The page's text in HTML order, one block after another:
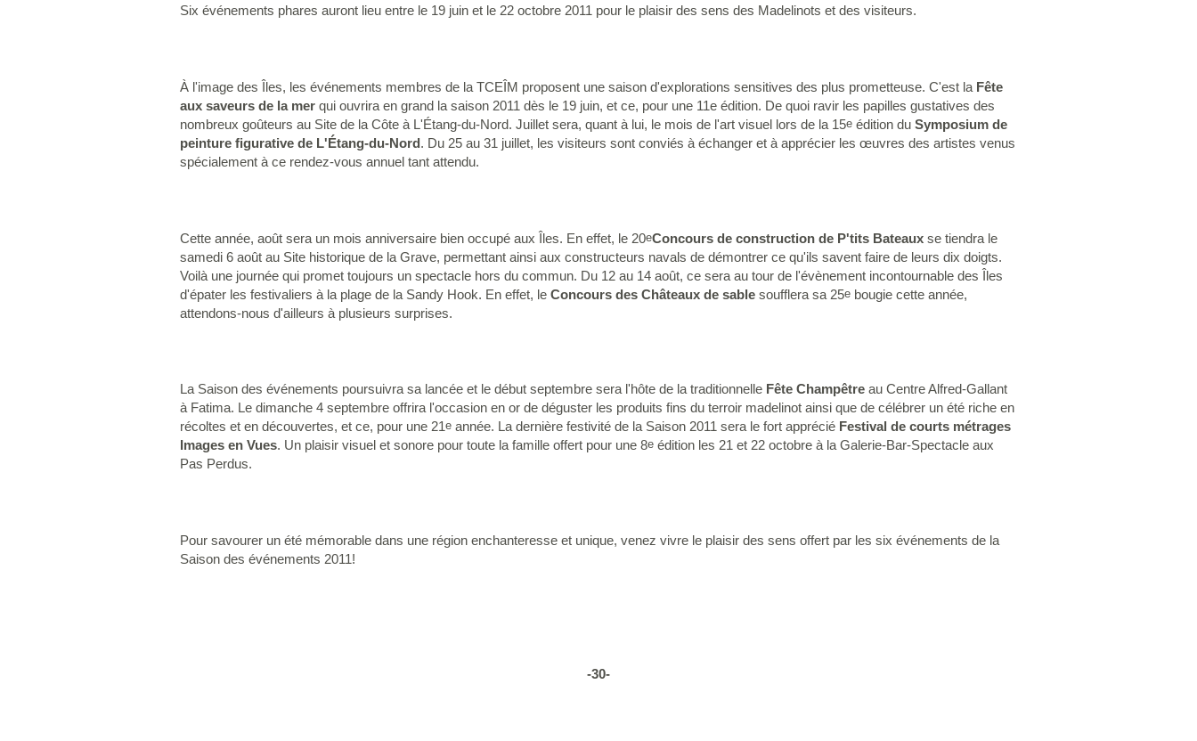
Six événements phares auront lieu entre le 19 juin et le 22 octobre 2011 pour le plaisir des sens des Madelinots et des visiteurs.
À l'image des Îles, les événements membres de la TCEÎM proposent une saison d'explorations sensitives des plus prometteuse. C'est la Fête
aux saveurs de la mer qui ouvrira en grand la saison 2011 dès le 19 juin, et ce, pour une 11e édition. De quoi ravir les papilles gustatives des
nombreux goûteurs au Site de la Côte à L'Étang-du-Nord. Juillet sera, quant à lui, le mois de l'art visuel lors de la 15e édition du Symposium de
peinture figurative de L'Étang-du-Nord. Du 25 au 31 juillet, les visiteurs sont conviés à échanger et à apprécier les œuvres des artistes venus
spécialement à ce rendez-vous annuel tant attendu.
Cette année, août sera un mois anniversaire bien occupé aux Îles. En effet, le 20eConcours de construction de P'tits Bateaux se tiendra le
samedi 6 août au Site historique de la Grave, permettant ainsi aux constructeurs navals de démontrer ce qu'ils savent faire de leurs dix doigts.
Voilà une journée qui promet toujours un spectacle hors du commun. Du 12 au 14 août, ce sera au tour de l'évènement incontournable des Îles
d'épater les festivaliers à la plage de la Sandy Hook. En effet, le Concours des Châteaux de sable soufflera sa 25e bougie cette année,
attendons-nous d'ailleurs à plusieurs surprises.
La Saison des événements poursuivra sa lancée et le début septembre sera l'hôte de la traditionnelle Fête Champêtre au Centre Alfred-Gallant
à Fatima. Le dimanche 4 septembre offrira l'occasion en or de déguster les produits fins du terroir madelinot ainsi que de célébrer un été riche en
récoltes et en découvertes, et ce, pour une 21e année. La dernière festivité de la Saison 2011 sera le fort apprécié Festival de courts métrages
Images en Vues. Un plaisir visuel et sonore pour toute la famille offert pour une 8e édition les 21 et 22 octobre à la Galerie-Bar-Spectacle aux
Pas Perdus.
Pour savourer un été mémorable dans une région enchanteresse et unique, venez vivre le plaisir des sens offert par les six événements de la
Saison des événements 2011!
-30-